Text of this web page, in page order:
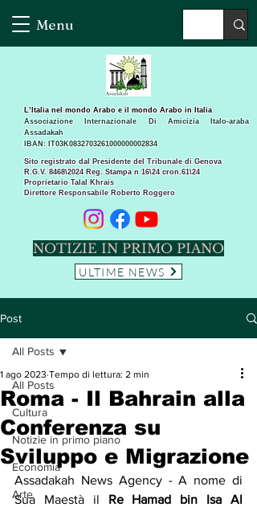
Menu
Sito registrato dal Presidente del Tribunale di Genova
R.G.V. 8468\2024 Reg. Stampa n 16\24 cron.61\24 ​
Proprietario Talal Khrais
Direttore Responsabile Roberto Roggero
L’Italia nel mondo Arabo e il mondo Arabo in Italia
Associazione Internazionale Di Amicizia Italo-araba
Assadakah
IBAN: IT03K0832703261000000002834
NOTIZIE IN PRIMO PIANO
ULTIME NEWS
Post
All Posts
Cultura
Notizie in primo piano
Economia
Arte
All Posts
Roma - Il Bahrain alla
Conferenza su
Sviluppo e Migrazione
1 ago 2023 Tempo di lettura: 2 min
Assadakah News Agency - A nome di
Sua Maestà il Re Hamad bin Isa Al